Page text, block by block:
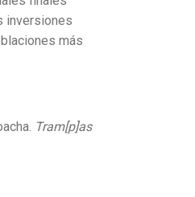
inversiones
más
Tram[p]as